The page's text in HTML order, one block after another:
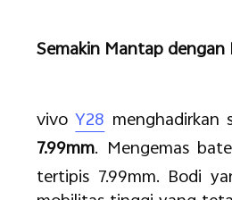
Semakin Mantap
vivoY28 menghadirkan
7.99mm. Mengemas
tertipis 7.99mm. Bodi